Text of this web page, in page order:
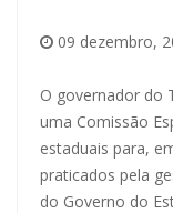
09 dezembro,
O governador do
uma Comissão
estaduais para,
praticados pela
do Governo do